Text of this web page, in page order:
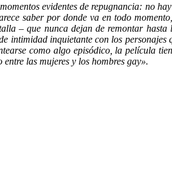
evidentes de repugnancia: no
saber por donde va en todo
– que nunca dejan de remontar hasta
inquietante con los personajes
como algo episódico, la película
las mujeres y los hombres gay».